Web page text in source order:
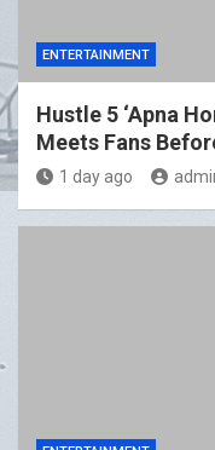
ENTERTAINMENT
Hustle 5 ‘Apna
Meets Fans
1 day ago